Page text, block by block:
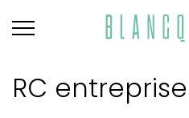
RC entreprise